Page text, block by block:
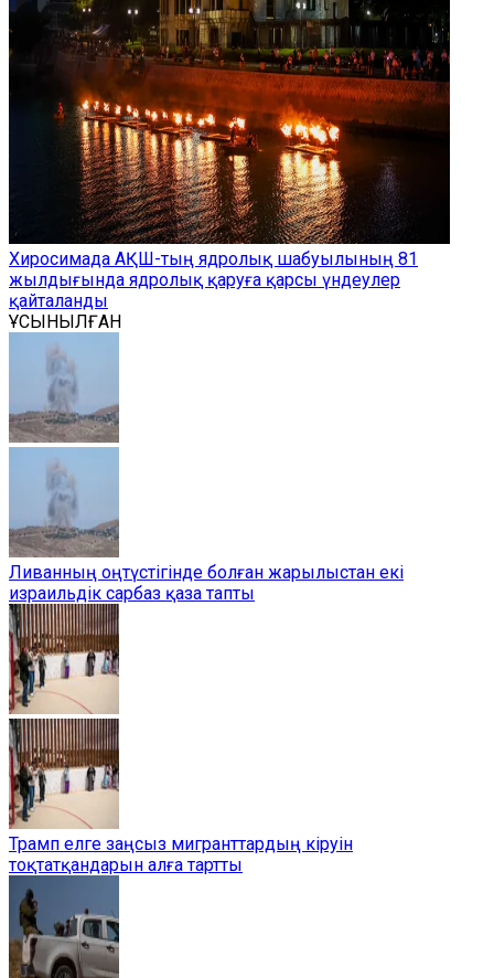
Хиросимада АҚШ-тың ядролық шабуылының 81
жылдығында ядролық қаруға қарсы үндеулер
қайталанды
ҰСЫНЫЛҒАН
Ливанның оңтүстігінде болған жарылыстан екі
израильдік сарбаз қаза тапты
Трамп елге заңсыз мигранттардың кіруін
тоқтатқандарын алға тартты